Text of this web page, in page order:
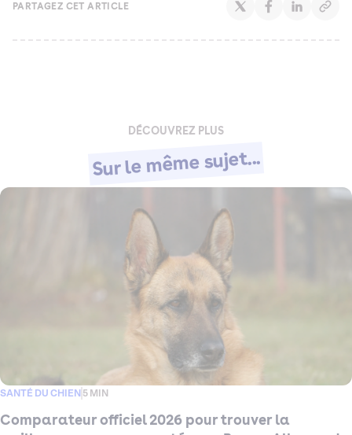
PARTAGEZ CET ARTICLE
DÉCOUVREZ PLUS
Sur le même sujet...
SANTÉ DU CHIEN 5 MIN
Comparateur officiel 2026 pour trouver la